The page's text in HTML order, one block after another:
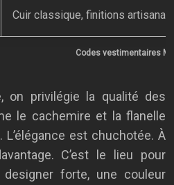
Codes vestimentaires
Cuir classique, finitions
on privilégie la qualité des
le cachemire et la flanelle
est chuchotée. À
C’est le lieu pour
forte, une couleur